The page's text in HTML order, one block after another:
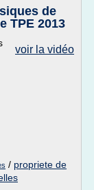
de
TPE 2013
voir la vidéo
/ propriete de